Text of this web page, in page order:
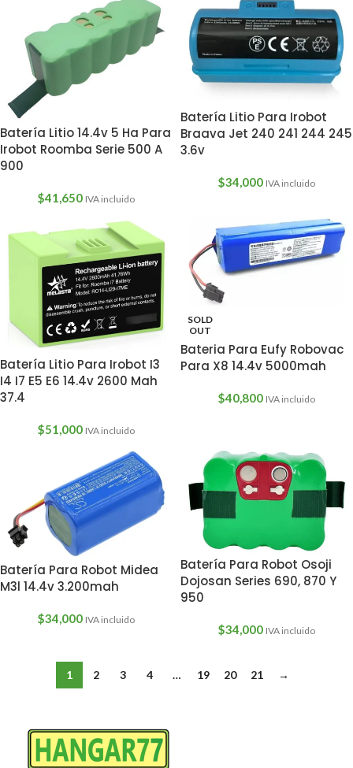
Batería Litio 14.4v 5 Ha Para
Irobot Roomba Serie 500 A
900
$41,650 IVA incluido
Batería Litio Para Irobot
Braava Jet 240 241 244 245
3.6v
$34,000 IVA incluido
Batería Litio Para Irobot I3
I4 I7 E5 E6 14.4v 2600 Mah
37.4
$51,000 IVA incluido
SOLD
OUT
Bateria Para Eufy Robovac
Para X8 14.4v 5000mah
$40,800 IVA incluido
Batería Para Robot Midea
M3l 14.4v 3.200mah
$34,000 IVA incluido
Batería Para Robot Osoji
Dojosan Series 690, 870 Y
950
$34,000 IVA incluido
1 2 3 4 … 19 20 21 →